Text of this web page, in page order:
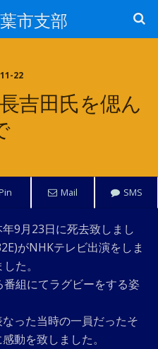
市支部
22
吉田氏を偲ん
Mail SMS
9月23日に死去致しまし
がNHKテレビ出演をしま
た。
組にてラグビーをする姿
った当時の一員だったそ
動を致しました。